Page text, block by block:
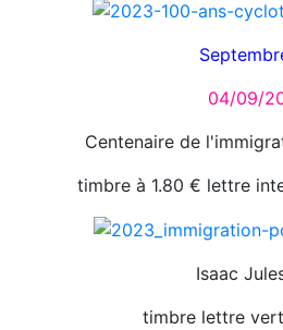
04/09/
Centenaire de
timbre à 1.80 € lettre
Isaac
timbre lettre